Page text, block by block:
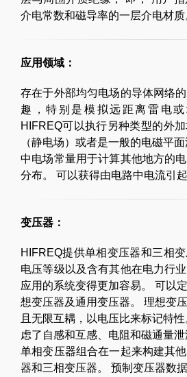
介电常数和磁导率的一层介电材质
应用领域：
存在于外部均匀电场的导体网络
趣，特别是模拟远距离雷电或
HIFREQ可以执行另种类型的外
（静电场）或者是一般的电磁平
中电场常量用于计算其他地方的
分布。 可以获得由电路中电流引起
变压器：
HIFREQ提供单相变压器和三相
电压等级以及含有其他在电力行
应用的系统变得更加容易。 可以
想变压器及通用变压器。 理想变
且无限互耦，以电压比来标记特
虑了自感和互感、电阻和磁通量
单相变压器组合在一起来构建其
器和三相变压器。 预制变压器数